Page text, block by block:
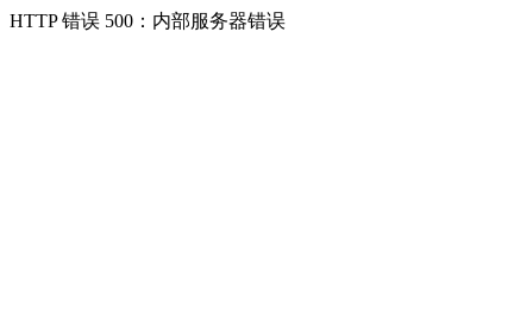
HTTP 错误 500：内部服务器错误